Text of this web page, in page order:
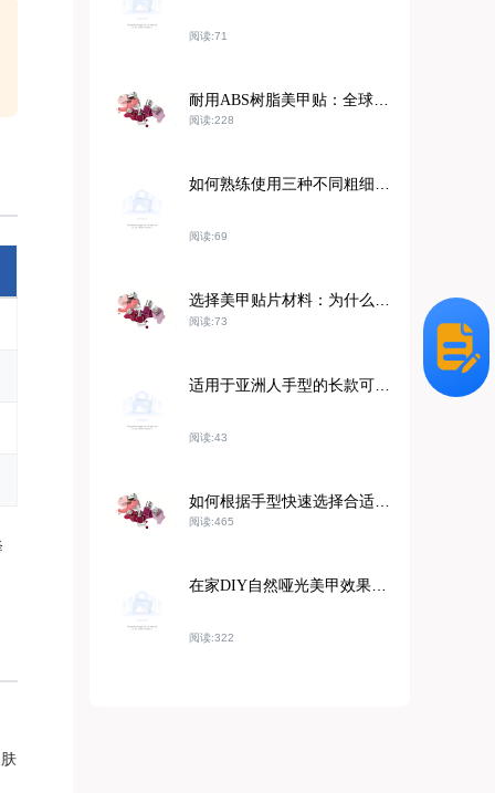
阅读:71
阅读:228
阅读:69
阅读:73
阅读:43
阅读:465
阅读:322